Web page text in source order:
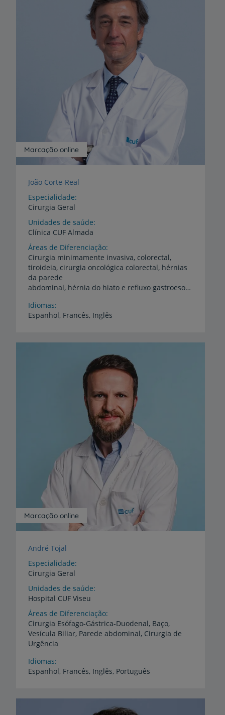
Marcação online
João Corte-Real
Especialidade
Cirurgia Geral
Unidades de saúde
Clínica CUF Almada
Áreas de Diferenciação
Cirurgia minimamente invasiva, colorectal,
tiroideia, cirurgia oncológica colorectal, hérnias
da parede
abdominal, hérnia do hiato e refluxo gastroesofágico, vesícula e vias biliares
Idiomas
Espanhol, Francês, Inglês
Marcação online
André Tojal
Especialidade
Cirurgia Geral
Unidades de saúde
Hospital CUF Viseu
Áreas de Diferenciação
Cirurgia Esófago-Gástrica-Duodenal, Baço,
Vesícula Biliar, Parede abdominal, Cirurgia de
Urgência
Idiomas
Espanhol, Francês, Inglês, Português